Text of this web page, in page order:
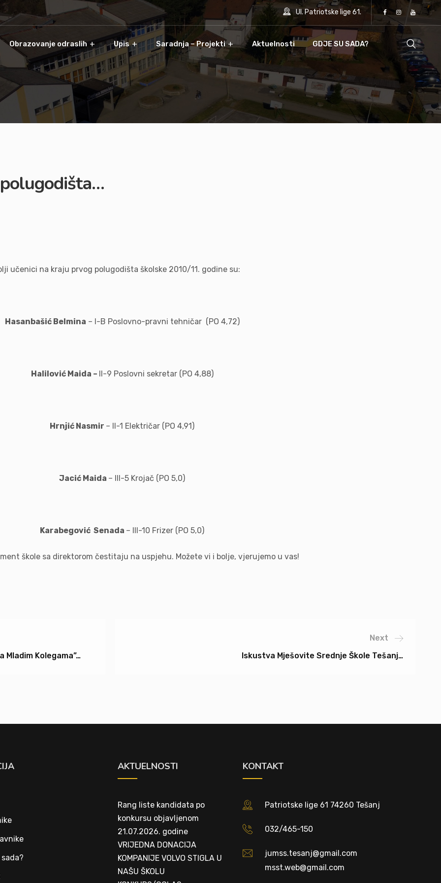
Ul. Patriotske lige 61.
Obrazovanje odraslih Upis Saradnja – Projekti Aktuelnosti GDJE SU SADA?
učenici na kraju prvog polugodišta školske 2010/11. godine su:
Hasanbašić Belmina – I-B Poslovno-pravni tehničar (PO 4,72)
Halilović Maida – II-9 Poslovni sekretar (PO 4,88)
Hrnjić Nasmir – II-1 Električar (PO 4,91)
Jacić Maida – III-5 Krojač (PO 5,0)
Karabegović Senada – III-10 Frizer (PO 5,0)
škole sa direktorom čestitaju na uspjehu. Možete vi i bolje, vjerujemo u vas!
Mladim Kolegama”…
Next
Iskustva Mješovite Srednje Škole Tešanj…
AKTUELNOSTI
Rang liste kandidata po
konkursu objavljenom
21.07.2026. godine
VRIJEDNA DONACIJA
KOMPANIJE VOLVO STIGLA U
NAŠU ŠKOLU
KONTAKT
Patriotske lige 61 74260 Tešanj
032/465-150
jumss.tesanj@gmail.com
msst.web@gmail.com